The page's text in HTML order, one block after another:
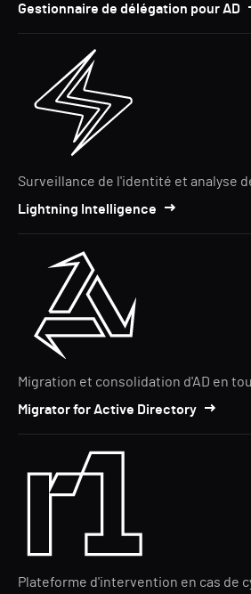
Gestionnaire de délégation pour AD
Surveillance de l'identité et analyse
Lightning Intelligence
Migration et consolidation d'AD en
Migrator for Active Directory
Plateforme d'intervention en cas de